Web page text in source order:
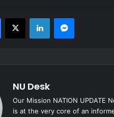
Facebook
X LinkedInMessenger
NU Desk
Our Mission NATION UPDATE
is at the very core of an